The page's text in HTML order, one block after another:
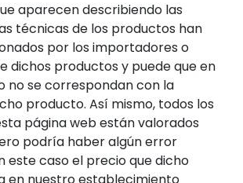
aparecen describiendo las
técnicas de los productos han
por los importadores o
dichos productos y puede que en
no se correspondan con la
producto. Así mismo, todos los
página web están valorados
podría haber algún error
este caso el precio que dicho